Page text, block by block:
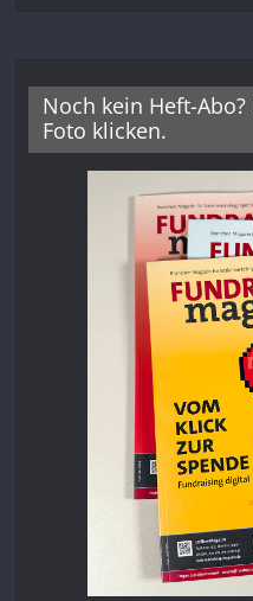
Noch kein Heft-
Foto klicken.